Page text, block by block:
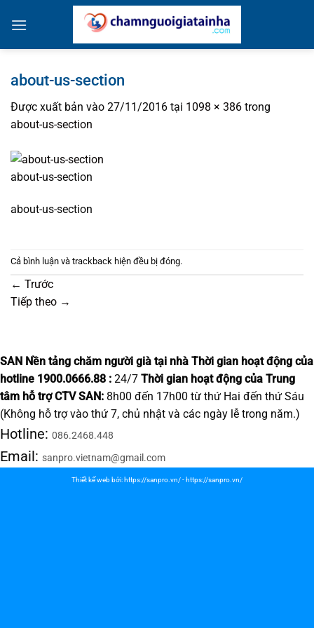
qua
about-us-section
Được xuất bản vào 27/11/2016 tại 1098 × 386 trong
about-us-section
about-us-section
about-us-section
Cả bình luận và trackback hiện đều bị đóng.
← Trước
Tiếp theo →
SAN Nền tảng chăm người già tại nhà Thời gian hoạt động của
hotline 1900.0666.88 : 24/7 Thời gian hoạt động của Trung
tâm hỗ trợ CTV SAN: 8h00 đến 17h00 từ thứ Hai đến thứ Sáu
(Không hỗ trợ vào thứ 7, chủ nhật và các ngày lễ trong năm.)
Hotline: 086.2468.448
Email: sanpro.vietnam@gmail.com
Thiết kế web bởi: https://sanpro.vn/- https://sanpro.vn/